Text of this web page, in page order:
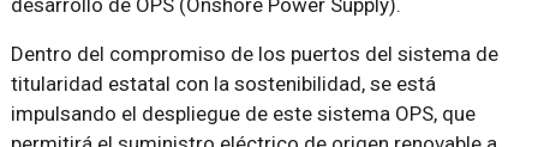
Dentro del compromiso de los puertos del sistema de
titularidad estatal con la sostenibilidad, se está
impulsando el despliegue de este sistema OPS, que